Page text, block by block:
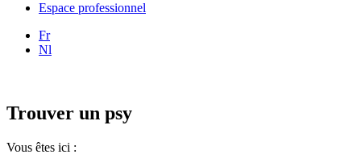
Espace professionnel
Fr
Nl
Trouver un psy
Vous êtes ici :